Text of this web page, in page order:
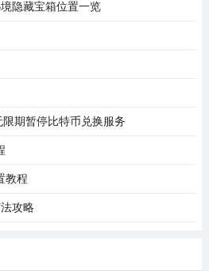
隐藏宝箱位置一览
期暂停比特币兑换服务
教程
攻略